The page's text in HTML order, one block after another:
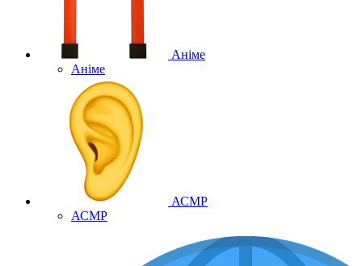
Аніме
Аніме
АСМР
АСМР